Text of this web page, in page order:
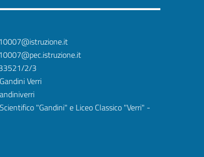
2/3
Verri
"Gandini" e Liceo Classico "Verri" -